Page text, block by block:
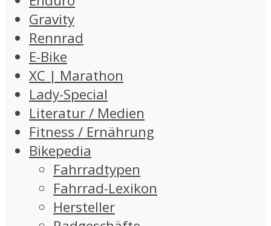
Gravity
Rennrad
E-Bike
XC | Marathon
Lady-Special
Literatur / Medien
Fitness / Ernährung
Bikepedia
Fahrradtypen
Fahrrad-Lexikon
Hersteller